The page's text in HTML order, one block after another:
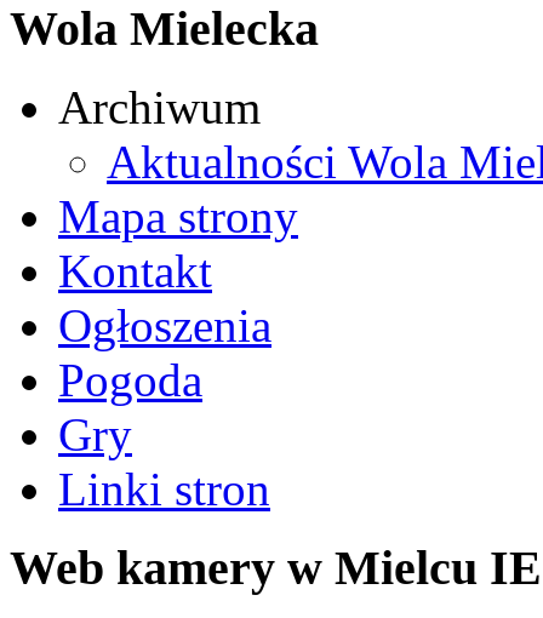
Wola Mielecka
Archiwum
Aktualności Wola
Mapa strony
Kontakt
Ogłoszenia
Pogoda
Gry
Linki stron
Web kamery w Mielcu IE